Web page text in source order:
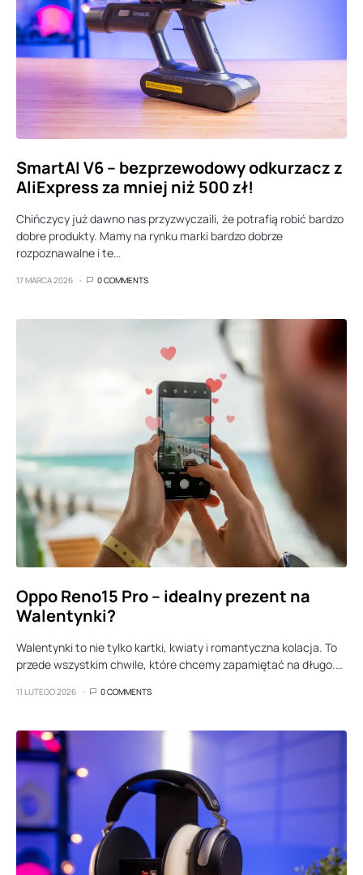
SmartAI V6 – bezprzewodowy odkurzacz z
AliExpress za mniej niż 500 zł!
Chińczycy już dawno nas przyzwyczaili, że potrafią robić bardzo
dobre produkty. Mamy na rynku marki bardzo dobrze
rozpoznawalne i te…
17 MARCA 2026 0 COMMENTS
Oppo Reno15 Pro – idealny prezent na
Walentynki?
Walentynki to nie tylko kartki, kwiaty i romantyczna kolacja. To
przede wszystkim chwile, które chcemy zapamiętać na długo.…
11 LUTEGO 2026 0 COMMENTS